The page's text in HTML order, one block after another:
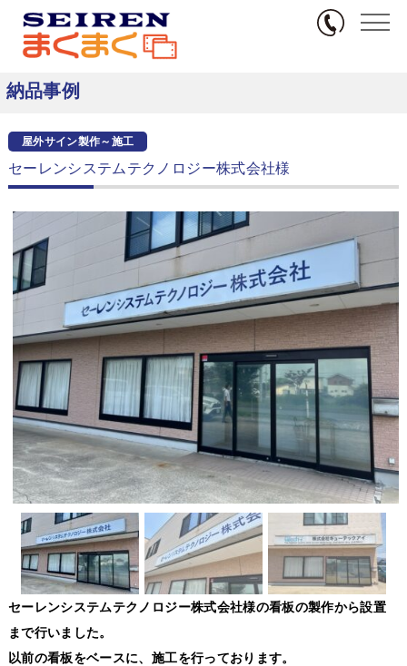
無料サンプル
TOP 納品事例 屋外サイン製作～施工
納品事例
屋外サイン製作～施工
セーレンシステムテクノロジー株式会社様
セーレンシステムテクノロジー株式会社様の看板の製作から設置
まで行いました。
以前の看板をベースに、施工を行っております。